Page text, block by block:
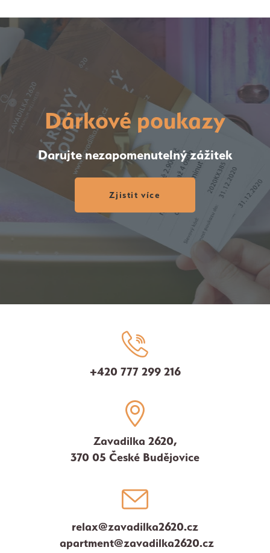
Dárkové poukazy
Darujte nezapomenutelný zážitek
Zjistit více
+420 777 299 216
Zavadilka 2620,
370 05 České Budějovice
relax@zavadilka2620.cz
apartment@zavadilka2620.cz